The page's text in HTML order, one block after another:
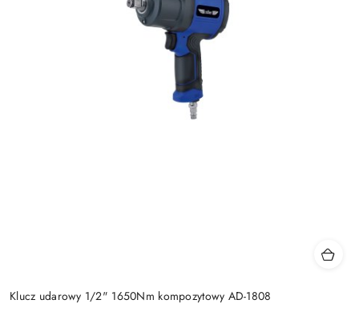
Klucz udarowy 1/2" 1650Nm kompozytowy AD-1808